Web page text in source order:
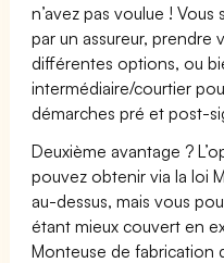
n’avez pas voulue !
par un assureur,
différentes options, ou
intermédiaire/courtier
démarches pré et post-
Deuxième avantage ?
pouvez obtenir via la loi
au-dessus, mais vous
étant mieux couvert en
Monteuse de fabrication